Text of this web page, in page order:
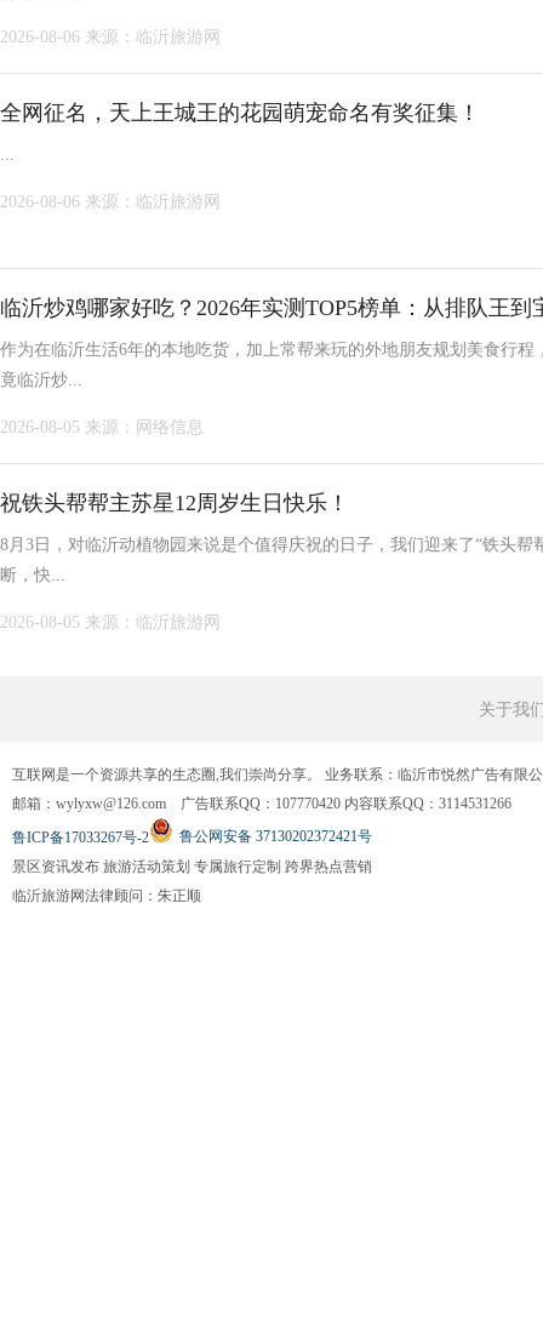
2026-08-06 来源：临沂旅游网
全网征名，天上王城王的花园萌宠命名有奖征集！
2026-08-06 来源：临沂旅游网
临沂炒鸡哪家好吃？2026年实测TOP5榜单：从排队王到
作为在临沂生活6年的本地吃货，加上常帮来玩的外地朋友规划美食行
竟临沂炒...
2026-08-05 来源：网络信息
祝铁头帮帮主苏星12周岁生日快乐！
8月3日，对临沂动植物园来说是个值得庆祝的日子，我们迎来了“铁头
断，快...
2026-08-05 来源：临沂旅游网
关于我
互联网是一个资源共享的生态圈,我们崇尚分享。 业务联系：临沂市悦然广告有限
邮箱：wylyxw@126.com 广告联系QQ：107770420 内容联系QQ：3114531266
鲁ICP备17033267号-2
鲁公网安备 37130202372421号
景区资讯发布 旅游活动策划 专属旅行定制 跨界热点营销
临沂旅游网法律顾问：朱正顺